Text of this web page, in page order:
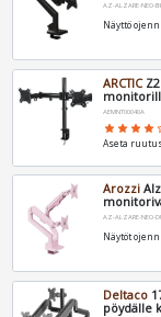
AZ-ALZARE-NEO-
Näyttö
ARCTICZ2
AEMNT00040A
star star star star
Aseta
Arozzi
AZ-ALZARE-NEO-
Näytöt
Deltaco
pöydälle